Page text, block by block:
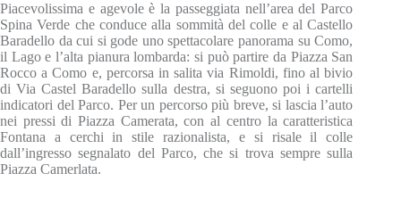
Piacevolissima e agevole è la passeggiata nell’area del Parco
Spina Verde che conduce alla sommità del colle e al Castello
Baradello da cui si gode uno spettacolare panorama su Como,
il Lago e l’alta pianura lombarda: si può partire da Piazza San
Rocco a Como e, percorsa in salita via Rimoldi, fino al bivio
di Via Castel Baradello sulla destra, si seguono poi i cartelli
indicatori del Parco. Per un percorso più breve, si lascia l’auto
nei pressi di Piazza Camerata, con al centro la caratteristica
Fontana a cerchi in stile razionalista, e si risale il colle
dall’ingresso segnalato del Parco, che si trova sempre sulla
Piazza Camerlata.